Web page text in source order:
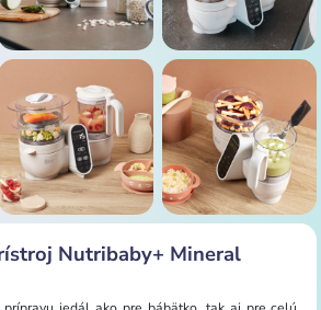
Nutribaby+ Mineral